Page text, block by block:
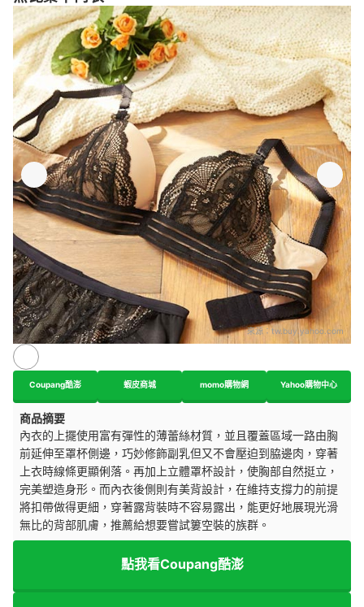
來源：tw.buy.yahoo.com
Coupang酷澎 蝦皮商城 momo購物網 Yahoo購物中心
商品摘要
內衣的上擺使用富有彈性的薄蕾絲材質，並且覆蓋區域一路由胸
前延伸至罩杯側邊，巧妙修飾副乳但又不會壓迫到脇邊肉，穿著
上衣時線條更顯俐落。再加上立體罩杯設計，使胸部自然挺立，
完美塑造身形。而內衣後側則有美背設計，在維持支撐力的前提
將扣帶做得更細，穿著露背裝時不容易露出，能更好地展現光滑
無比的背部肌膚，推薦給想要嘗試簍空裝的族群。
點我看Coupang酷澎